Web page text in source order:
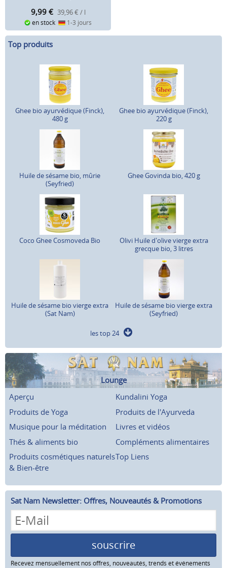
9,99 € 39,96 € / l
en stock 1-3 jours
Top produits
Ghee bio ayurvédique (Finck),
480 g
Ghee bio ayurvédique (Finck),
220 g
Huile de sésame bio, mûrie
(Seyfried)
Ghee Govinda bio, 420 g
Coco Ghee Cosmoveda Bio
Olivi Huile d'olive vierge extra
grecque bio, 3 litres
Huile de sésame bio vierge extra
(Sat Nam)
Huile de sésame bio vierge extra
(Seyfried)
les top 24
Lounge
Aperçu
Kundalini Yoga
Produits de Yoga
Produits de l'Ayurveda
Musique pour la méditation
Livres et vidéos
Thés & aliments bio
Compléments alimentaires
Produits cosmétiques naturels
& Bien-être
Top Liens
Sat Nam Newsletter: Offres, Nouveautés & Promotions
souscrire
Recevez mensuellement nos offres, nouveautés, trends et événements